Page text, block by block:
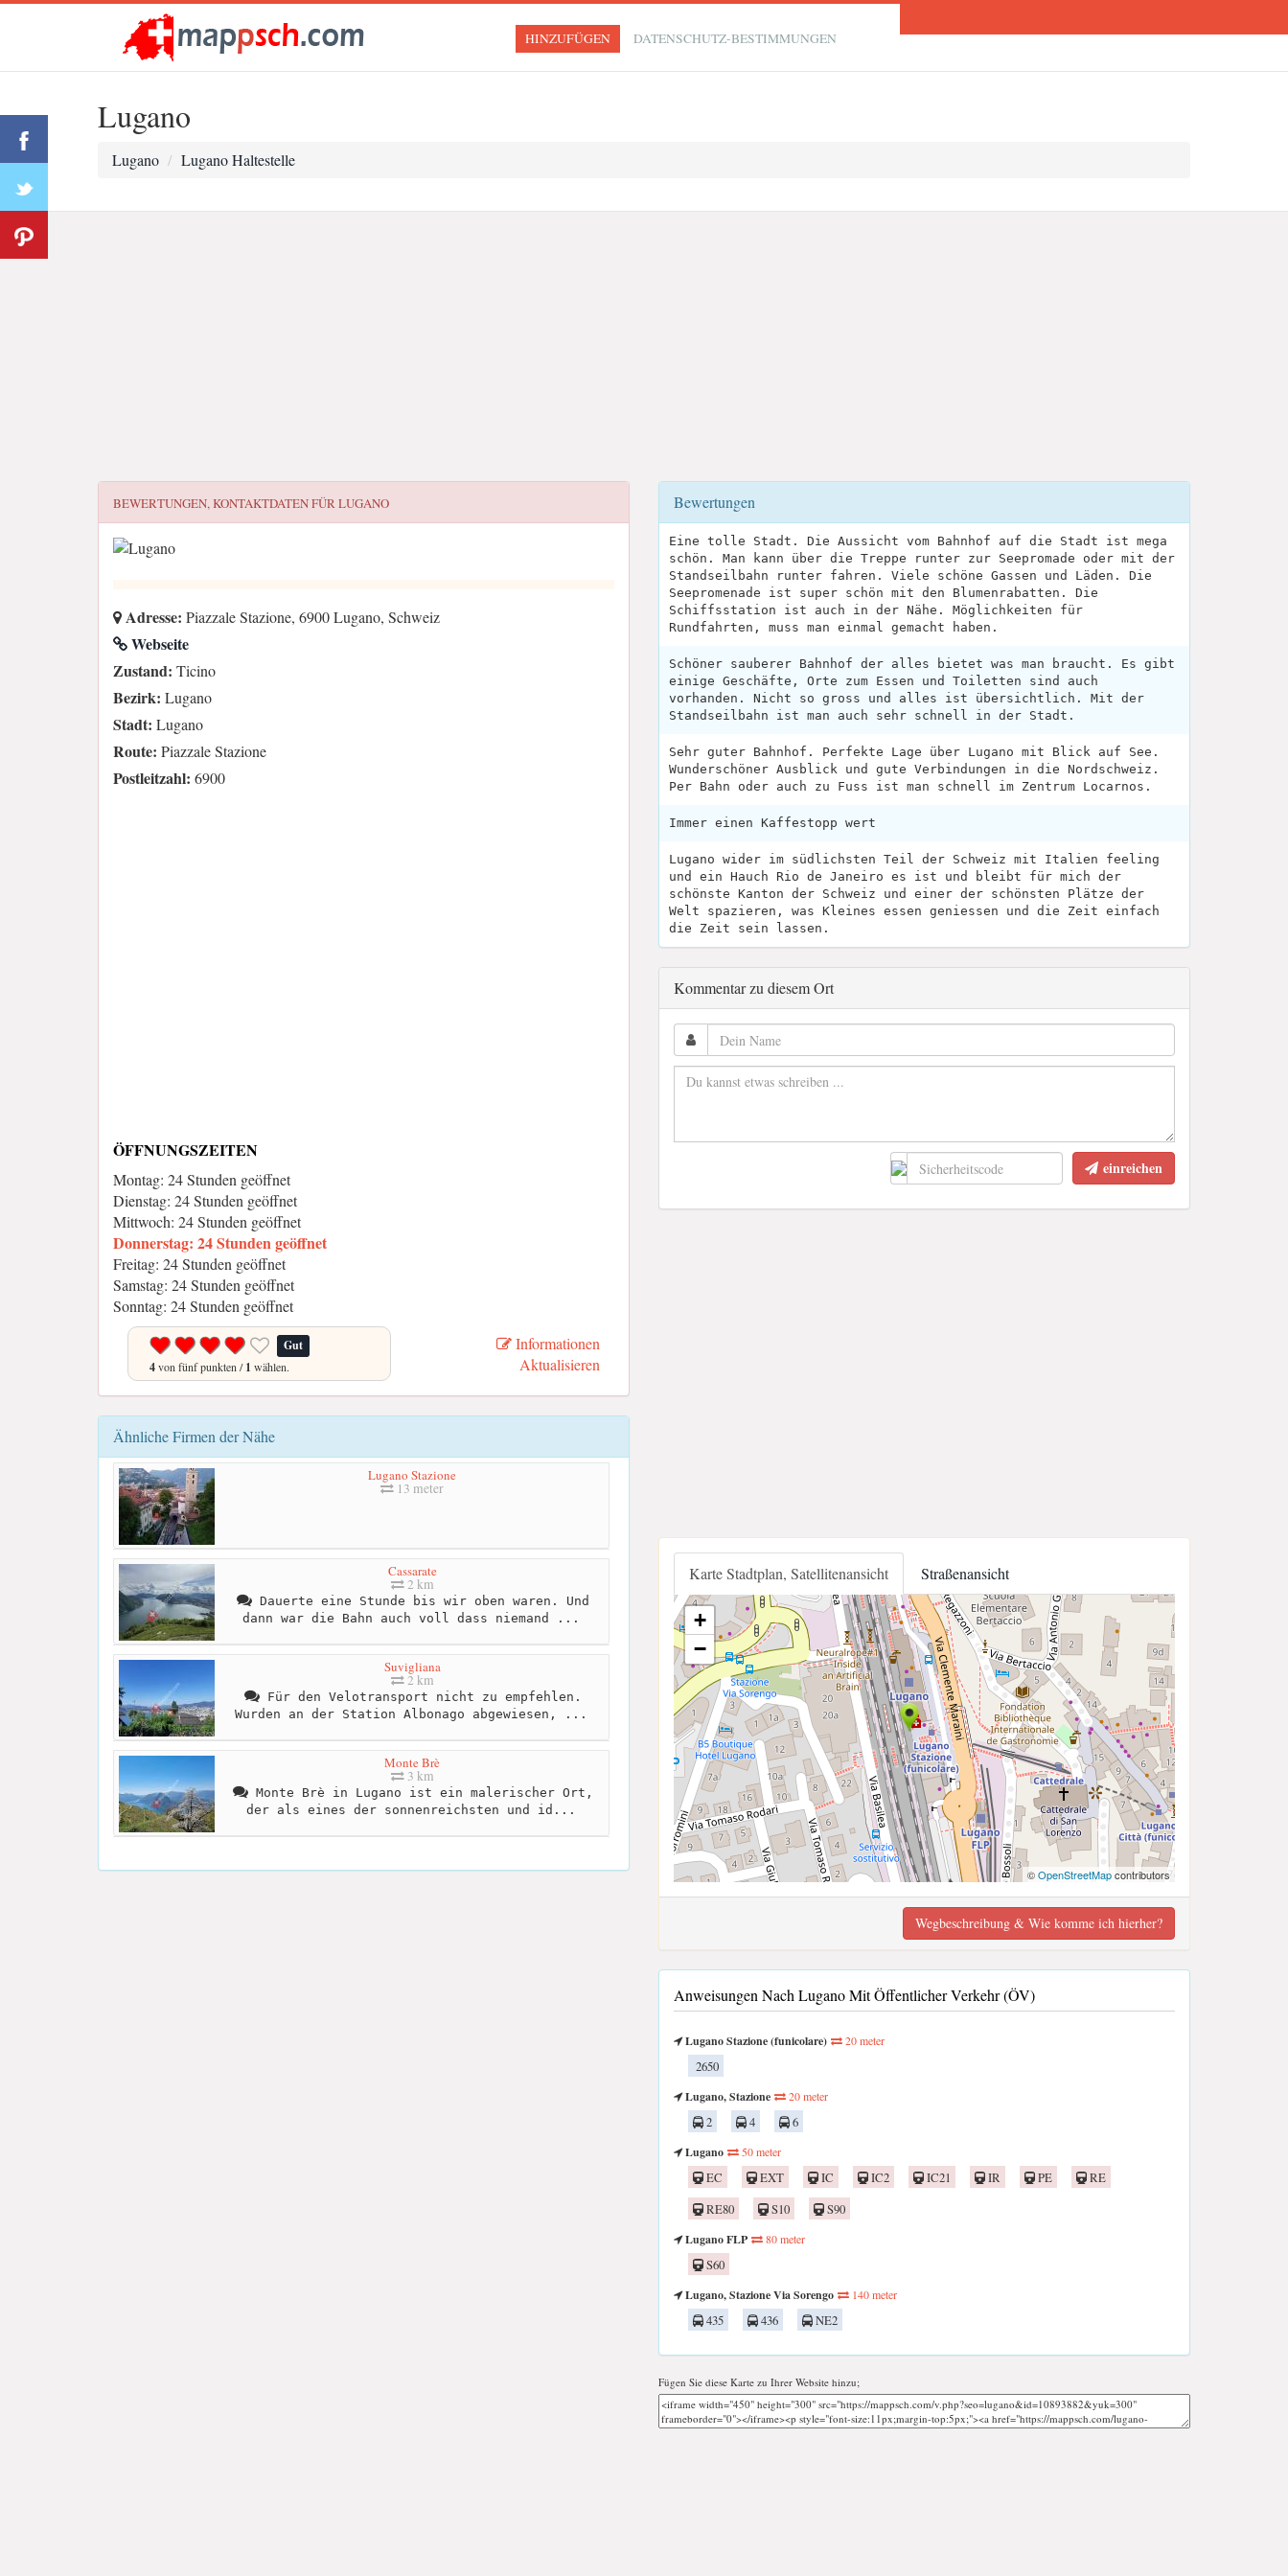
HINZUFÜGEN DATENSCHUTZ-BESTIMMUNGEN
Lugano
Lugano Lugano Haltestelle
BEWERTUNGEN, KONTAKTDATEN FÜRLUGANO
Adresse: Piazzale Stazione, 6900 Lugano, Schweiz
Webseite
Zustand: Ticino
Bezirk: Lugano
Stadt: Lugano
Route: Piazzale Stazione
Postleitzahl: 6900
ÖFFNUNGSZEITEN
Montag: 24 Stunden geöffnet
Dienstag: 24 Stunden geöffnet
Mittwoch: 24 Stunden geöffnet
Donnerstag: 24 Stunden geöffnet
Freitag: 24 Stunden geöffnet
Samstag: 24 Stunden geöffnet
Sonntag: 24 Stunden geöffnet
Gut
4von fünf punkten /1 wählen.
Informationen
Aktualisieren
Ähnliche Firmen der Nähe
Lugano Stazione
13 meter
Cassarate
2 km
Dauerte eine Stunde bis wir oben waren. Und
dann war die Bahn auch voll dass niemand ...
Suvigliana
2 km
Für den Velotransport nicht zu empfehlen.
Wurden an der Station Albonago abgewiesen, ...
Monte Brè
3 km
Monte Brè in Lugano ist ein malerischer Ort,
der als eines der sonnenreichsten und id...
Bewertungen
Eine tolle Stadt. Die Aussicht vom Bahnhof auf die Stadt ist mega
schön. Man kann über die Treppe runter zur Seepromade oder mit der
Standseilbahn runter fahren. Viele schöne Gassen und Läden. Die
Seepromenade ist super schön mit den Blumenrabatten. Die
Schiffsstation ist auch in der Nähe. Möglichkeiten für
Rundfahrten, muss man einmal gemacht haben.
Schöner sauberer Bahnhof der alles bietet was man braucht. Es gibt
einige Geschäfte, Orte zum Essen und Toiletten sind auch
vorhanden. Nicht so gross und alles ist übersichtlich. Mit der
Standseilbahn ist man auch sehr schnell in der Stadt.
Sehr guter Bahnhof. Perfekte Lage über Lugano mit Blick auf See.
Wunderschöner Ausblick und gute Verbindungen in die Nordschweiz.
Per Bahn oder auch zu Fuss ist man schnell im Zentrum Locarnos.
Immer einen Kaffestopp wert
Lugano wider im südlichsten Teil der Schweiz mit Italien feeling
und ein Hauch Rio de Janeiro es ist und bleibt für mich der
schönste Kanton der Schweiz und einer der schönsten Plätze der
Welt spazieren, was Kleines essen geniessen und die Zeit einfach
die Zeit sein lassen.
Kommentar zu diesem Ort
einreichen
Karte Stadtplan, Satellitenansicht Straßenansicht
+
−
©OpenStreetMapcontributors
Wegbeschreibung & Wie komme ich hierher?
Anweisungen Nach Lugano Mit Öffentlicher Verkehr (ÖV)
Lugano Stazione (funicolare) 20 meter
2650
Lugano, Stazione
20 meter
2 4
6
Lugano
50 meter
EC EXT IC IC2 IC21 IR PE
RE
RE80
S10
S90
Lugano FLP
80 meter
S60
Lugano, Stazione Via Sorengo
140 meter
435 436 NE2
Fügen Sie diese Karte zu Ihrer Website hinzu;